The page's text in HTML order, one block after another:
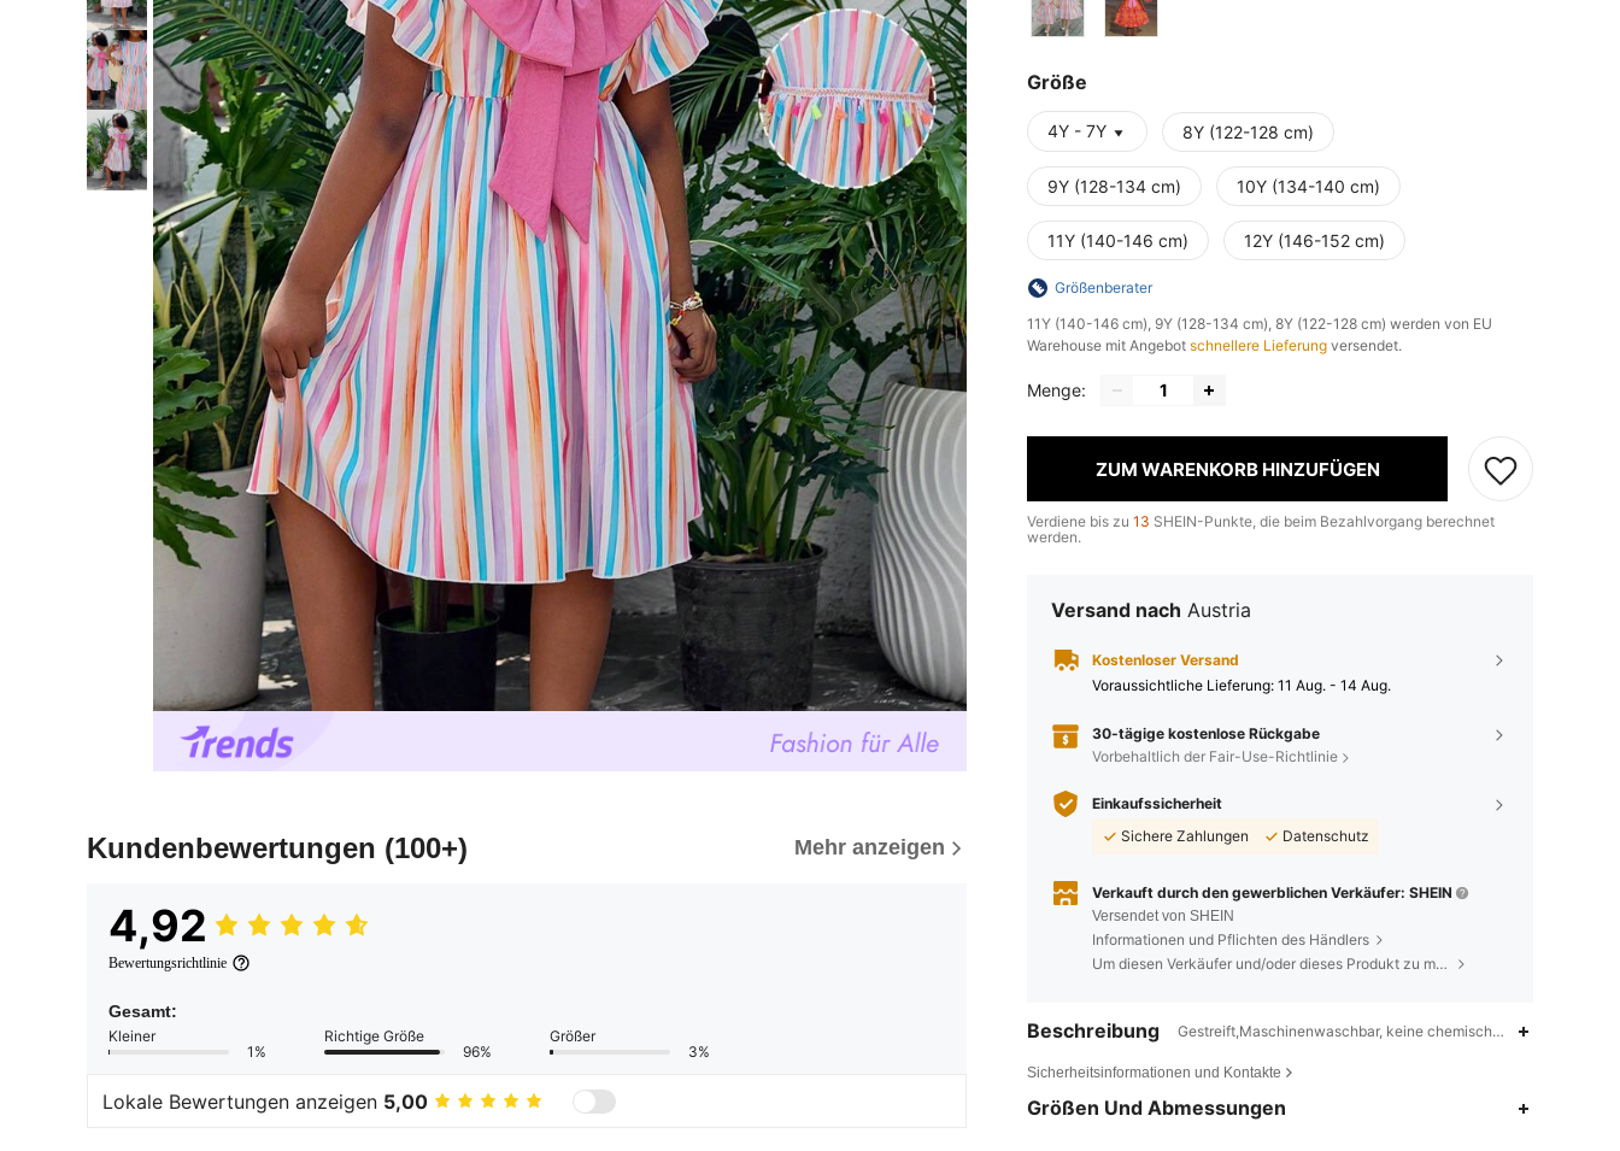
Kundenbewertungen (100+) Mehr anzeigen
4,92
Bewertungsrichtlinie
Gesamt:
Kleiner
1%
Richtige Größe
96%
Größer
3%
Lokale Bewertungen anzeigen 5,00
Größe
4Y - 7Y 8Y (122-128 cm)
9Y (128-134 cm) 10Y (134-140 cm)
11Y (140-146 cm) 12Y (146-152 cm)
Größenberater
​11Y (140-146 cm), 9Y (128-134 cm), 8Y (122-128 cm) werden von EU
Warehouse mit Angebot schnellere Lieferung versendet.
Menge:
ZUM WARENKORB HINZUFÜGEN
Verdiene bis zu 13 SHEIN-Punkte, die beim Bezahlvorgang berechnet
werden.
Versand nach Austria
Kostenloser Versand
Voraussichtliche Lieferung: 11 Aug. - 14 Aug.
30-tägige kostenlose Rückgabe
Vorbehaltlich der Fair-Use-Richtlinie
Einkaufssicherheit
Sichere Zahlungen
Datenschutz
Verkauft durch den gewerblichen Verkäufer: SHEIN
Versendet von SHEIN
Informationen und Pflichten des Händlers
Um diesen Verkäufer und/oder dieses Produkt zu melden
Beschreibung Gestreift,Maschinenwaschbar, keine chemische Reinigung,
Sicherheitsinformationen und Kontakte
Größen Und Abmessungen